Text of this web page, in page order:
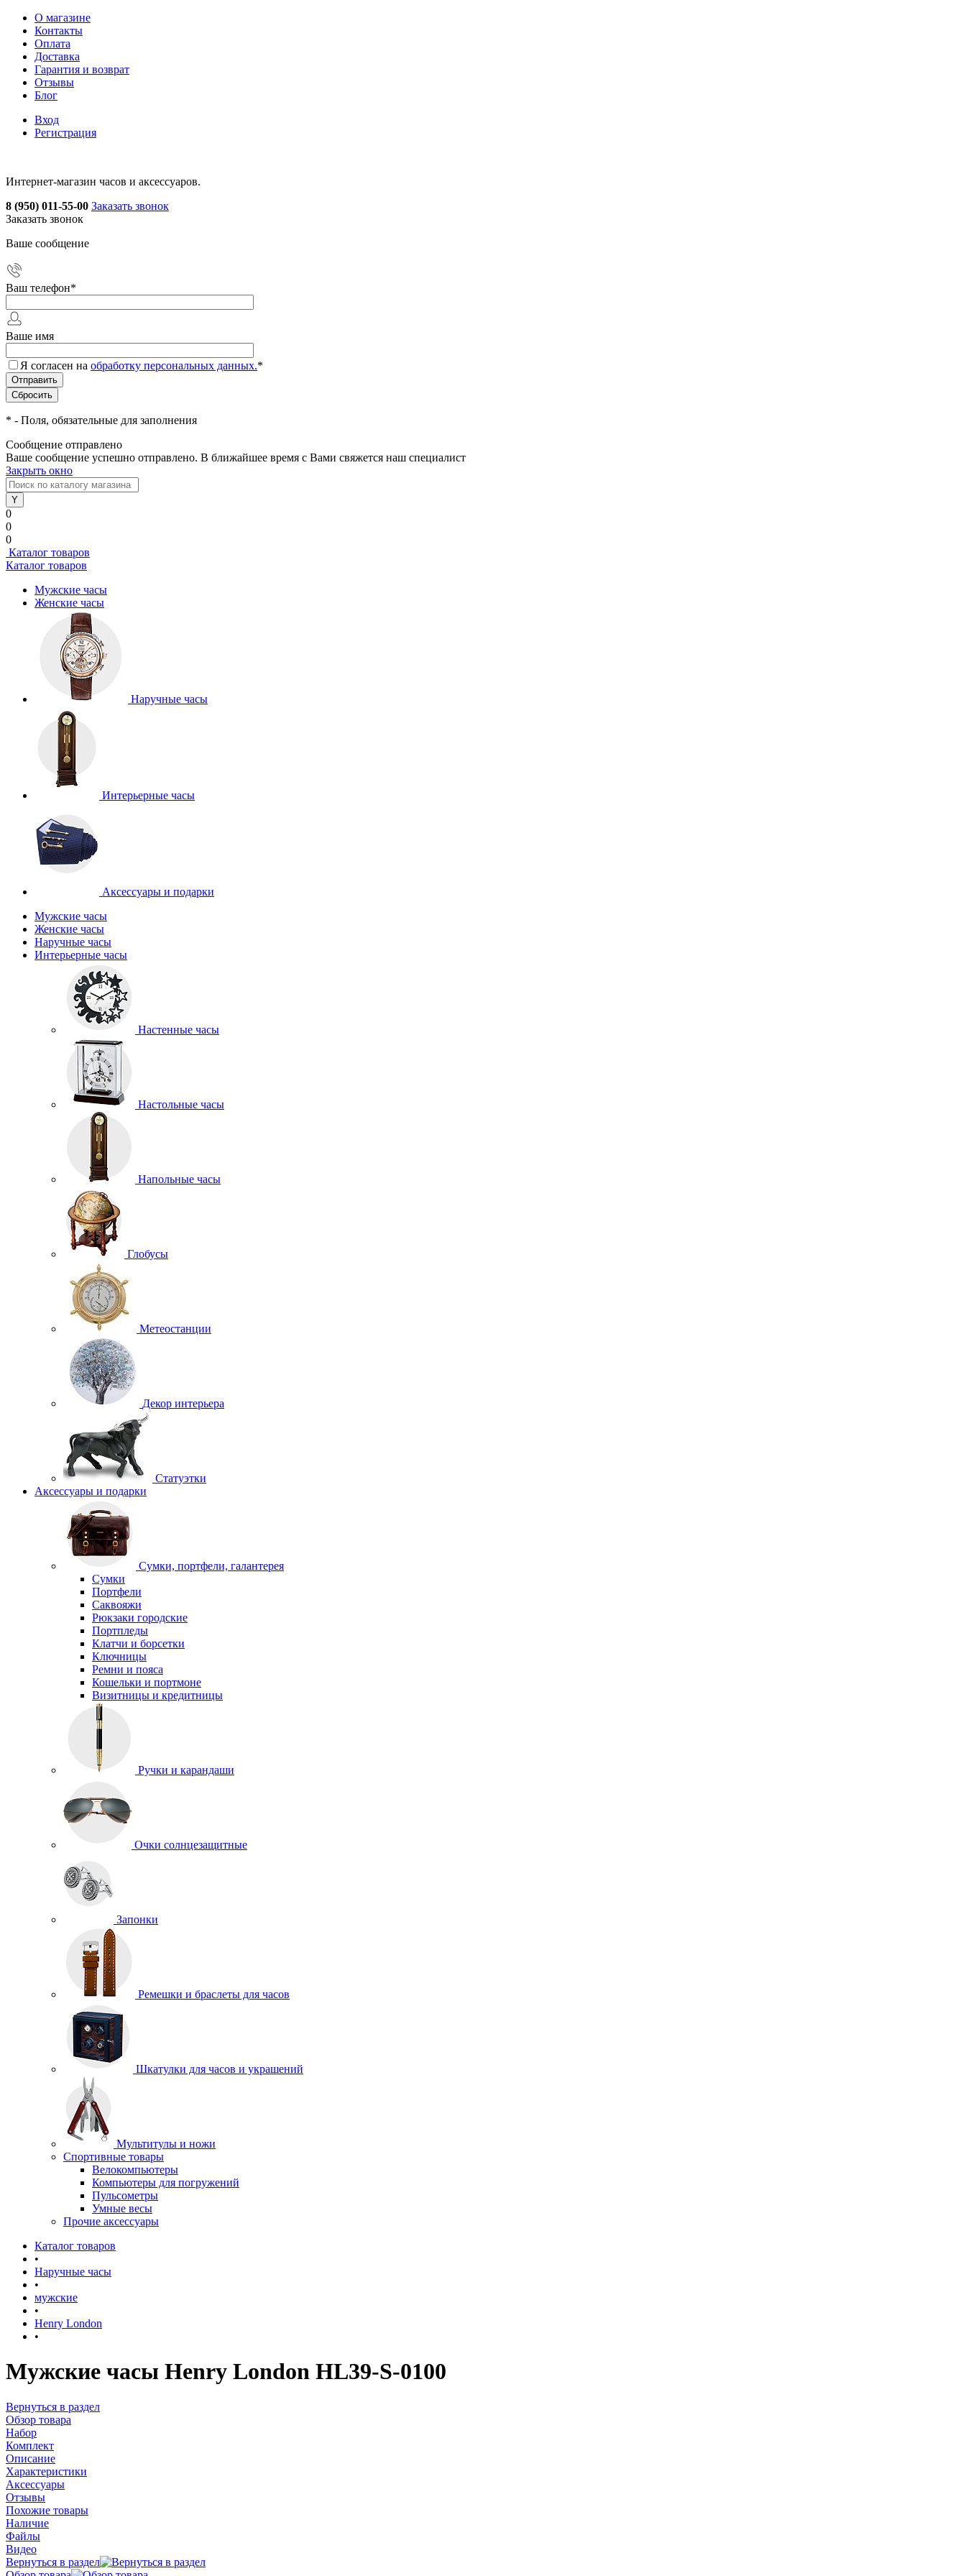
О магазине
Контакты
Оплата
Доставка
Гарантия и возврат
Отзывы
Блог
Вход
Регистрация
Интернет-магазин часов и аксессуаров.
8 (950) 011-55-00 Заказать звонок
Заказать звонок
Ваше сообщение
Ваш телефон*
Ваше имя
Я согласен на обработку персональных данных.*
* - Поля, обязательные для заполнения
Сообщение отправлено
Ваше сообщение успешно отправлено. В ближайшее время с Вами свяжется наш специалист
Закрыть окно
0
0
0
Каталог товаров
Каталог товаров
Мужские часы
Женские часы
Наручные часы
Интерьерные часы
Аксессуары и подарки
Мужские часы
Женские часы
Наручные часы
Интерьерные часы
Настенные часы
Настольные часы
Напольные часы
Глобусы
Метеостанции
Декор интерьера
Статуэтки
Аксессуары и подарки
Сумки, портфели, галантерея
Сумки
Портфели
Саквояжи
Рюкзаки городские
Портпледы
Клатчи и борсетки
Ключницы
Ремни и пояса
Кошельки и портмоне
Визитницы и кредитницы
Ручки и карандаши
Очки солнцезащитные
Запонки
Ремешки и браслеты для часов
Шкатулки для часов и украшений
Мультитулы и ножи
Спортивные товары
Велокомпьютеры
Компьютеры для погружений
Пульсометры
Умные весы
Прочие аксессуары
Каталог товаров
•
Наручные часы
•
мужские
•
Henry London
•
Мужские часы Henry London HL39-S-0100
Вернуться в раздел
Обзор товара
Набор
Комплект
Описание
Характеристики
Аксессуары
Отзывы
Похожие товары
Наличие
Файлы
Видео
Вернуться в раздел